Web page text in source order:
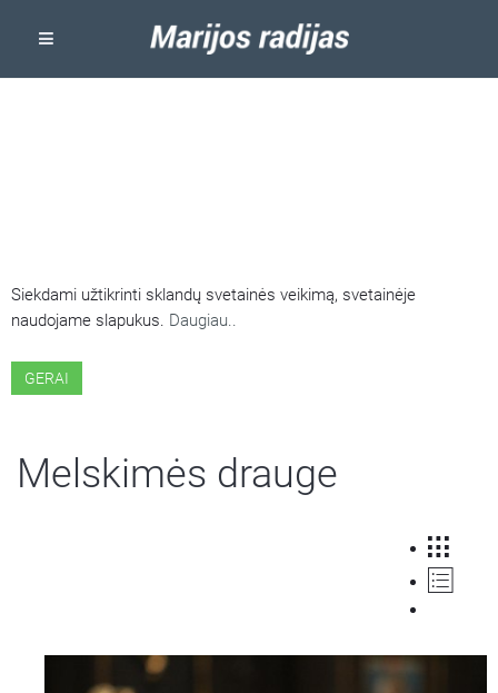
Siekdami užtikrinti sklandų svetainės veikimą, svetainėje
naudojame slapukus. Daugiau..
GERAI
Melskimės drauge